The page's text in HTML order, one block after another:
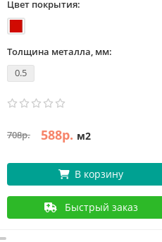
Цвет покрытия:
Толщина металла, мм:
0.5
708р. 588р. м2
В корзину
Быстрый заказ